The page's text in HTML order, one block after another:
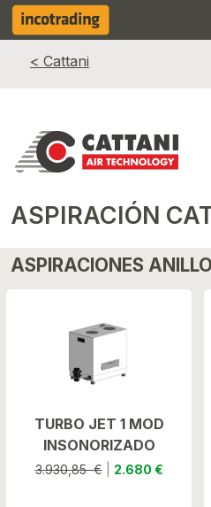
< Cattani
ASPIRACIÓN
ASPIRACIONES
TURBO JET 1 MOD
INSONORIZADO
3.930,85 €| 2.680 €